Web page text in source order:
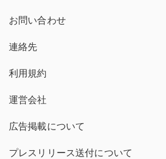
お問い合わせ
連絡先
利用規約
運営会社
広告掲載について
プレスリリース送付について